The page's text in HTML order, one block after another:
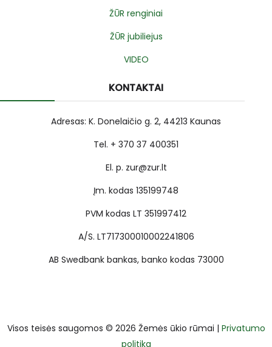
ŽŪR renginiai
ŽŪR jubiliejus
VIDEO
KONTAKTAI
Adresas: K. Donelaičio g. 2, 44213 Kaunas
Tel. + 370 37 400351
El. p. zur@zur.lt
Įm. kodas 135199748
PVM kodas LT 351997412
A/S. LT717300010002241806
AB Swedbank bankas, banko kodas 73000
Visos teisės saugomos © 2026 Žemės ūkio rūmai | Privatumo
politika